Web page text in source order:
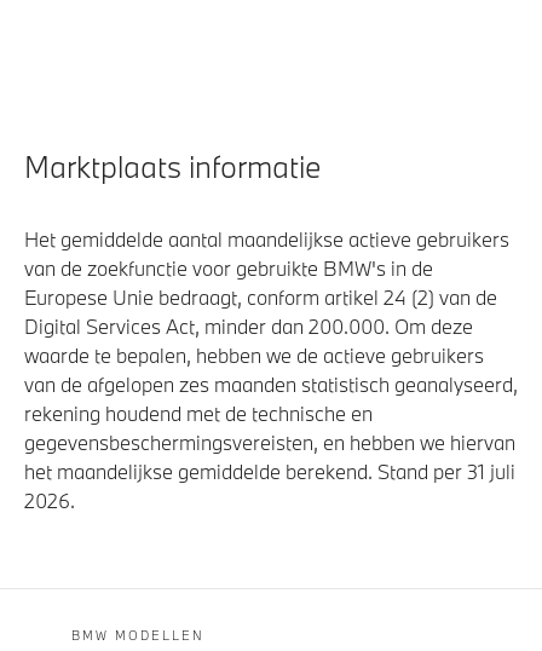
Marktplaats informatie
Het gemiddelde aantal maandelijkse actieve gebruikers
van de zoekfunctie voor gebruikte BMW's in de
Europese Unie bedraagt, conform artikel 24 (2) van de
Digital Services Act, minder dan 200.000. Om deze
waarde te bepalen, hebben we de actieve gebruikers
van de afgelopen zes maanden statistisch geanalyseerd,
rekening houdend met de technische en
gegevensbeschermingsvereisten, en hebben we hiervan
het maandelijkse gemiddelde berekend. Stand per 31 juli
2026.
BMW MODELLEN